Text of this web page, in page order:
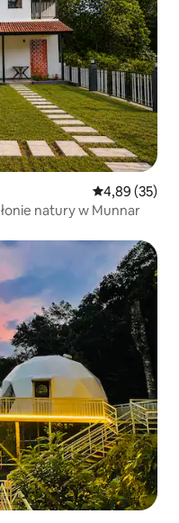
Średnia
4,89 (35)
natury w Munnar